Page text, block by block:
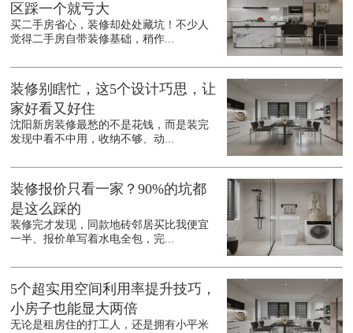
区踩一个就亏大
买二手房省心，装修却处处藏坑！不少人
觉得二手房自带装修基础，稍作...
装修别瞎忙，这5个设计巧思，让
家好看又好住
沈阳新房装修最愁的不是花钱，而是装完
发现中看不中用，收纳不够、动...
装修报价只看一家？90%的坑都
是这么踩的
装修完才发现，同款地砖邻居买比我便宜
一半、报价单写着水电全包，完...
5个超实用空间利用率提升技巧，
小房子也能显大两倍
无论是租房住的打工人，还是拥有小平米